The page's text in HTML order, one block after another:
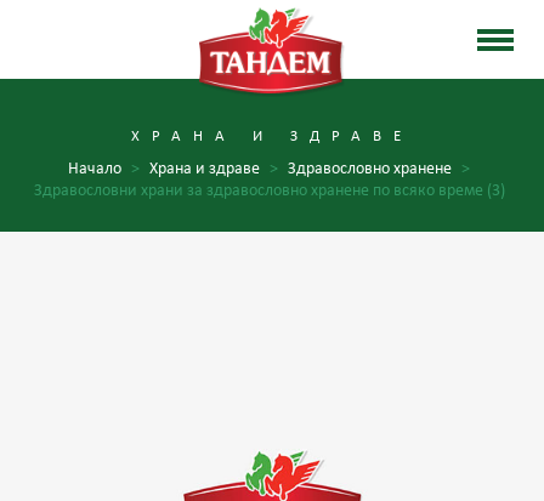
ХРАНА И ЗДРАВЕ
Начало > Храна и здраве > Здравословно хранене
>
Здравословни храни за здравословно хранене по всяко време (3)